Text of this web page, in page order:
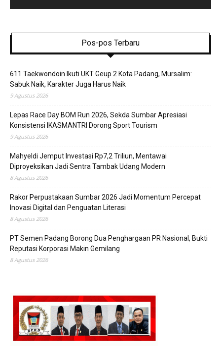
Pos-pos Terbaru
611 Taekwondoin Ikuti UKT Geup 2 Kota Padang, Mursalim:
Sabuk Naik, Karakter Juga Harus Naik
9 Agustus 2026
Lepas Race Day BOM Run 2026, Sekda Sumbar Apresiasi
Konsistensi IKASMANTRI Dorong Sport Tourism
9 Agustus 2026
Mahyeldi Jemput Investasi Rp7,2 Triliun, Mentawai
Diproyeksikan Jadi Sentra Tambak Udang Modern
8 Agustus 2026
Rakor Perpustakaan Sumbar 2026 Jadi Momentum Percepat
Inovasi Digital dan Penguatan Literasi
8 Agustus 2026
PT Semen Padang Borong Dua Penghargaan PR Nasional, Bukti
Reputasi Korporasi Makin Gemilang
8 Agustus 2026